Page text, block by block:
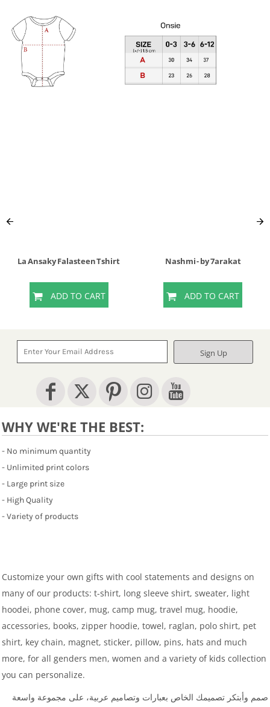
La Ansaky Falasteen Tshirt
ADD TO CART
Nashmi - by 7arakat
ADD TO CART
Sign Up
WHY WE'RE THE BEST:
- No minimum quantity
- Unlimited print colors
- Large print size
- High Quality
- Variety of products
Customize your own gifts with cool statements and designs on
many of our products: t-shirt, long sleeve shirt, sweater, light
hoodei, phone cover, mug, camp mug, travel mug, hoodie,
accessories, books, zipper hoodie, towel, raglan, polo shirt, pet
shirt, key chain, magnet, sticker, pillow, pins, hats and much
more, for all genders men, women and a variety of kids collection
you can personalize.
صمم وأبتكر تصميمك الخاص بعبارات وتصاميم عربية، على مجموعة واسعة